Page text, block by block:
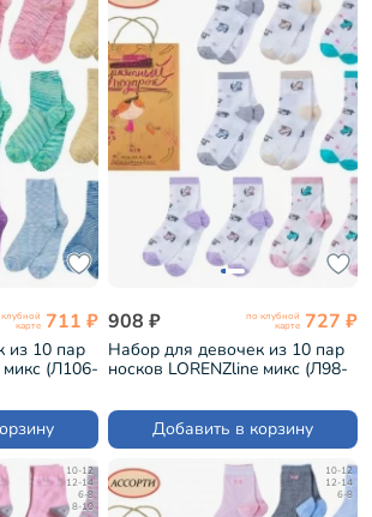
карте 711 ₽
из 10 пар
микс (Л106-
908 ₽ по клубной
карте 727 ₽
Набор для девочек из 10 пар
носков LORENZline микс (Л98-
Добавить в корзину
10-12
12-14
6-8
8-10
10-12
12-14
6-8